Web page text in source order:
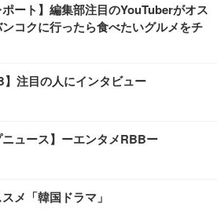
ポート】編集部注目のYouTuberがオス
コクに行ったら食べたいグルメをチ
】注目の人にインタビュー
ニュース】ーエンタメRBBー
メ「韓国ドラマ」